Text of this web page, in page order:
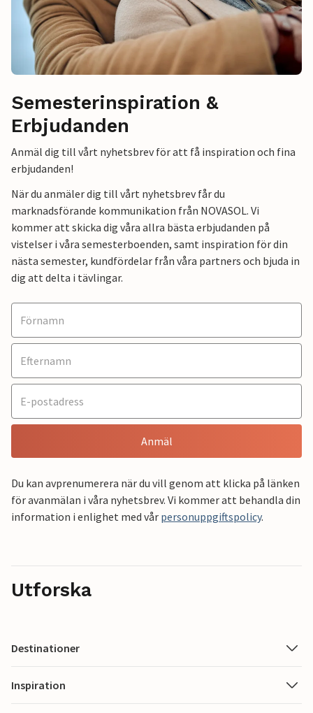
Semesterinspiration &
Erbjudanden
Anmäl dig till vårt nyhetsbrev för att få inspiration och fina
erbjudanden!
När du anmäler dig till vårt nyhetsbrev får du
marknadsförande kommunikation från NOVASOL. Vi
kommer att skicka dig våra allra bästa erbjudanden på
vistelser i våra semesterboenden, samt inspiration för din
nästa semester, kundfördelar från våra partners och bjuda in
dig att delta i tävlingar.
Anmäl
Du kan avprenumerera när du vill genom att klicka på länken
för avanmälan i våra nyhetsbrev. Vi kommer att behandla din
information i enlighet med vår personuppgiftspolicy.
Utforska
Destinationer
Inspiration